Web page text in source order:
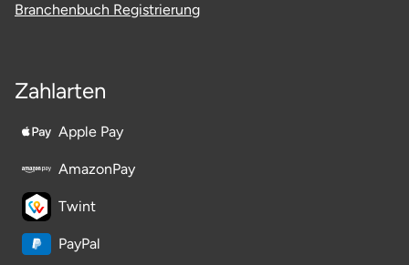
Branchenbuch Registrierung
Zahlarten
Apple Pay
AmazonPay
Twint
PayPal
Stettiner Haff
Stormarn
Straubing